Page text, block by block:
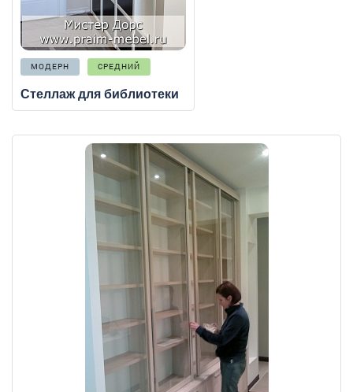
МОДЕРН СРЕДНИЙ
Стеллаж для библиотеки